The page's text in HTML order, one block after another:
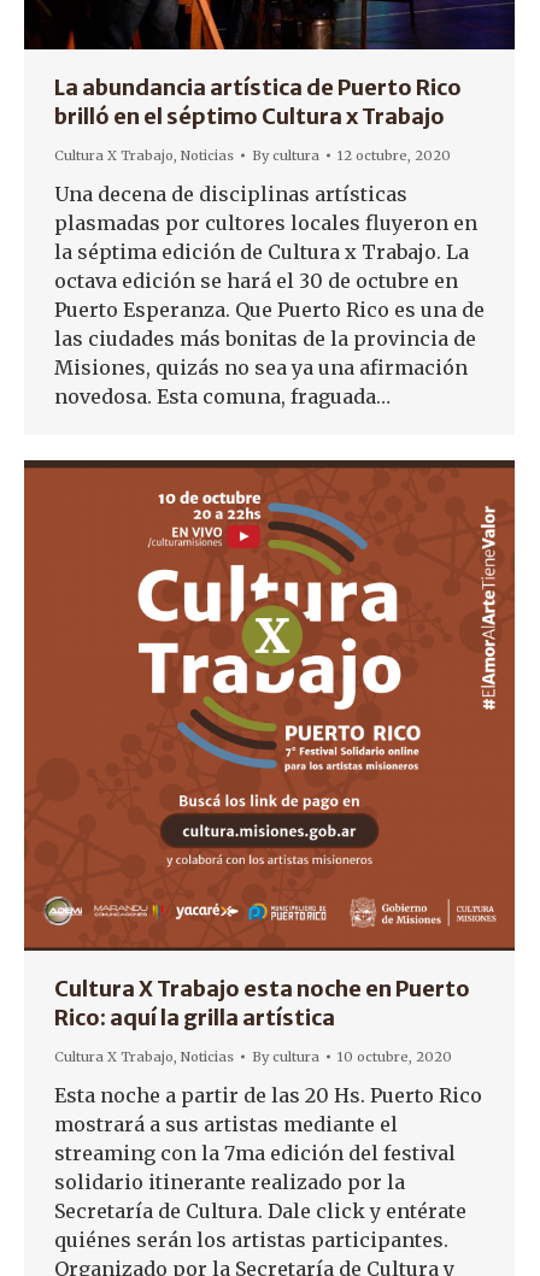
La abundancia artística de Puerto Rico
brilló en el séptimo Cultura x Trabajo
Cultura X Trabajo, Noticias Bycultura 12 octubre, 2020
Una decena de disciplinas artísticas
plasmadas por cultores locales fluyeron en
la séptima edición de Cultura x Trabajo. La
octava edición se hará el 30 de octubre en
Puerto Esperanza. Que Puerto Rico es una de
las ciudades más bonitas de la provincia de
Misiones, quizás no sea ya una afirmación
novedosa. Esta comuna, fraguada…
Cultura X Trabajo esta noche en Puerto
Rico: aquí la grilla artística
Cultura X Trabajo, Noticias Bycultura 10 octubre, 2020
Esta noche a partir de las 20 Hs. Puerto Rico
mostrará a sus artistas mediante el
streaming con la 7ma edición del festival
solidario itinerante realizado por la
Secretaría de Cultura. Dale click y entérate
quiénes serán los artistas participantes.
Organizado por la Secretaría de Cultura y